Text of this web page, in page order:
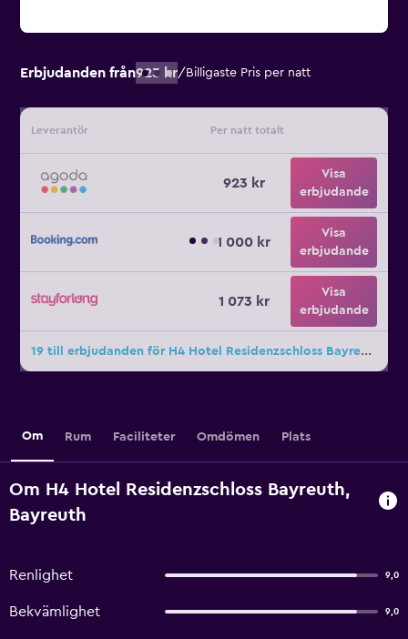
Erbjudanden från923 kr/ Billigaste Pris per natt
Leverantör Per natt totalt
923 kr
Visa
erbjudande
1 000 kr
Visa
erbjudande
1 073 kr
Visa
erbjudande
19 till erbjudanden för H4 Hotel Residenzschloss Bayreuth
Om Rum Faciliteter Omdömen Plats
Om H4 Hotel Residenzschloss Bayreuth,
Bayreuth
Renlighet 9,0
Bekvämlighet 9,0